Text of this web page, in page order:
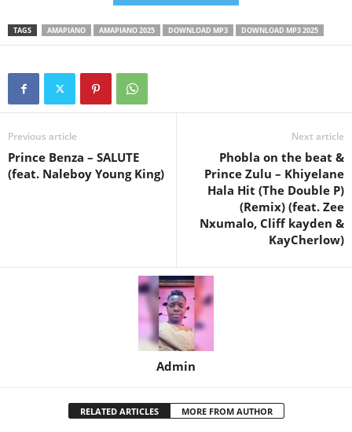
TAGS AMAPIANO AMAPIANO 2025 DOWNLOAD MP3 DOWNLOAD MP3 2025
Previous article
Prince Benza – SALUTE
(feat. Naleboy Young King)
Next article
Phobla on the beat &
Prince Zulu – Khiyelane
Hala Hit (The Double P)
(Remix) (feat. Zee
Nxumalo, Cliff kayden &
KayCherlow)
Admin
RELATED ARTICLES MORE FROM AUTHOR